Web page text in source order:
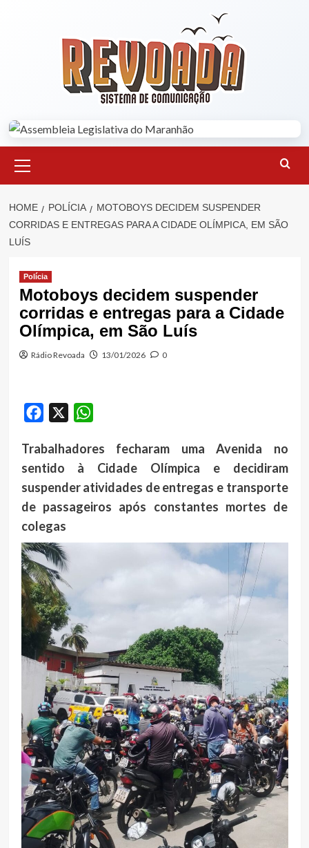
Menu
HOME POLÍCIA
MOTOBOYS DECIDEM SUSPENDER
CORRIDAS E ENTREGAS PARA A CIDADE OLÍMPICA, EM SÃO
LUÍS
Polícia
Motoboys decidem suspender
corridas e entregas para a Cidade
Olímpica, em São Luís
Rádio Revoada 13/01/2026 0
Facebook
Trabalhadores fecharam uma Avenida no
sentido à Cidade Olímpica e decidiram
suspender atividades de entregas e transporte
de passageiros após constantes mortes de
colegas